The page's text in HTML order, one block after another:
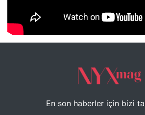
NYXmag 2. Yaş Kutlama Etkinliği
En son haberler için bizi